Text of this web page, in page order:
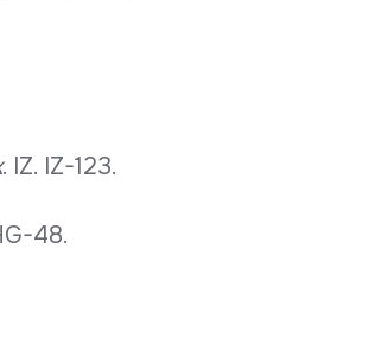
. IZ. IZ-123.
48.